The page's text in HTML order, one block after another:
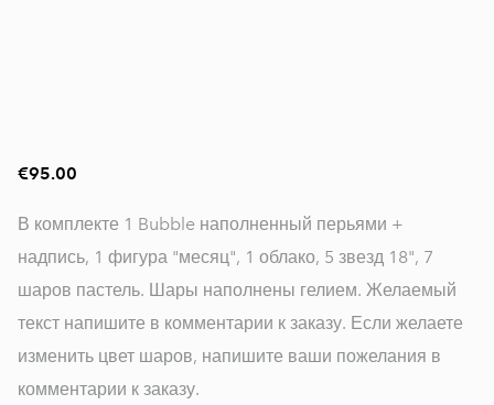
€95.00
В комплекте 1 Bubble наполненный перьями +
надпись, 1 фигура "месяц", 1 облако, 5 звезд 18", 7
шаров пастель. Шары наполнены гелием. Желаемый
текст напишите в комментарии к заказу. Если желаете
изменить цвет шаров, напишите ваши пожелания в
комментарии к заказу.